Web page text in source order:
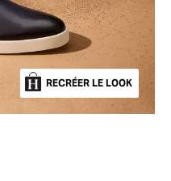
RECRÉER LE LOOK